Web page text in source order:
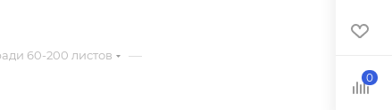
60-200 листов —
0